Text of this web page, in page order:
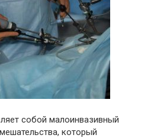
собой малоинвазивный
который